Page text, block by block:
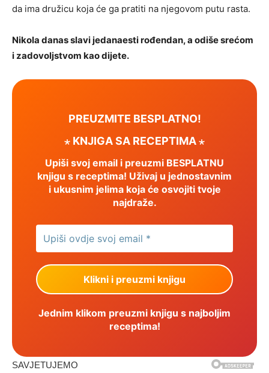
da ima družicu koja će ga pratiti na njegovom putu rasta.
Nikola danas slavi jedanaesti rođendan, a odiše srećom
i zadovoljstvom kao dijete.
PREUZMITE BESPLATNO!
⋆ KNJIGA SA RECEPTIMA ⋆
Upiši svoj email i preuzmi BESPLATNU
knjigu s receptima! Uživaj u jednostavnim
i ukusnim jelima koja će osvojiti tvoje
najdraže.
Jednim klikom preuzmi knjigu s najboljim
receptima!